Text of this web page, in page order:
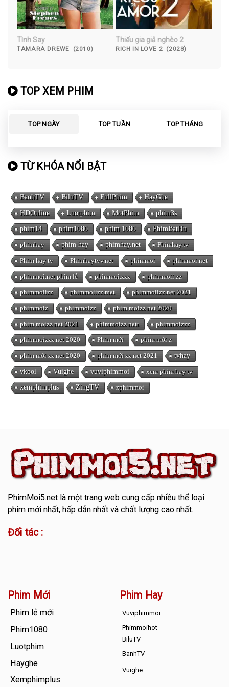
Tình Say
TAMARA DREWE (2010)
Thiếu gia giả nghèo 2
RICH IN LOVE 2 (2023)
TOP XEM PHIM
TOP NGÀY TOP TUẦN TOP THÁNG
TỪ KHÓA NỔI BẬT
BanhTV BiluTV FullPhim HayGhe
HDOnline Luotphim MotPhim phim3s
phim14 phim1080 phim 1080 PhimBatHu
phimhay phim hay phimhay.net Phimhay.tv
Phim hay tv Phimhaytvv.net phimmoi phimmoi.net
phimmoi.net phim lẻ phimmoi.zzz phimmoii.zz
phimmoiizz phimmoiizz.met phimmoiizz.net 2021
phimmoiz phimmoizz phim moizz.net 2020
phim moizz.net 2021 phimmoizz.nett phimmoizzz
phimmoizzz.net 2020 Phim mới phim mới z
phim mới zz.net 2020 phim mới zz.net 2021 tvhay
vkool Vuighe vuviphimmoi xem phim hay tv
xemphimplus ZingTV zphimmoi
PhimMoi5.netlà một trang web cung cấp nhiều thể loại
phim mới nhất, hấp dẫn nhất và chất lượng cao nhất.
Đối tác :
Phim Mới
Phim lẻ mới
Phim1080
Luotphim
Hayghe
Xemphimplus
Phim Hay
Vuviphimmoi
Phimmoihot
BiluTV
BanhTV
Vuighe